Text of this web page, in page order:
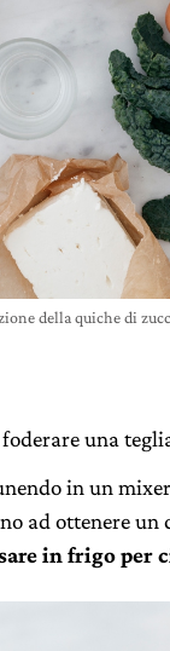
della quiche di
foderare una
in un
ad ottenere un
in frigo per